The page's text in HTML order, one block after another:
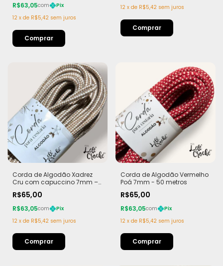
R$63,05com
Pix
12 x de R$5,42 sem juros
12 x de R$5,42 sem juros
Corda de Algodão Xadrez
Cru com capuccino 7mm –
R$65,00
R$63,05com
Pix
12 x de R$5,42 sem juros
Corda de Algodão Vermelho
Poá 7mm - 50 metros
R$65,00
R$63,05com
Pix
12 x de R$5,42 sem juros